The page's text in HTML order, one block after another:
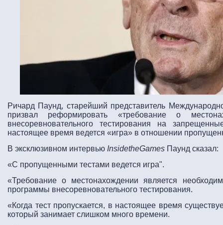
Ричард Паунд, старейший представитель
призвал реформировать «требование о
внесоревновательного тестирования на
настоящее время ведется «игра» в отношении
В эксклюзивном интервью InsidetheGames Паунд сказал:
«С пропущенными тестами ведется игра".
«Требование о местонахождении является
программы внесоревновательного тестирования.
«Когда тест пропускается, в настоящее время
который занимает слишком много времени.